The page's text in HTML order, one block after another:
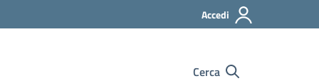
Accedi
Cerca